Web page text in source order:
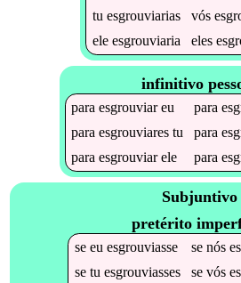
tu esgrouviarias vós
ele esgrouviaria eles
infinitivo
paraesgrouviareu para
paraesgrouviares tu para
paraesgrouviarele para
Subjuntivo
pretérito
se eu esgrouviasse se nós
se tu esgrouviasses se vós